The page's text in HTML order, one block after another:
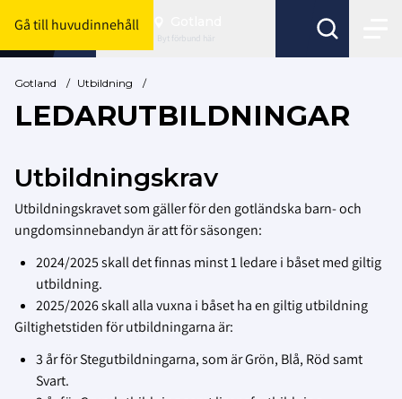
Gå till huvudinnehåll
Byt förbund här
Gotland / Utbildning /
LEDARUTBILDNINGAR
Utbildningskrav
Utbildningskravet som gäller för den gotländska barn- och
ungdomsinnebandyn är att för säsongen:
2024/2025 skall det finnas minst 1 ledare i båset med giltig
utbildning.
2025/2026 skall alla vuxna i båset ha en giltig utbildning
Giltighetstiden för utbildningarna är:
3 år för Stegutbildningarna, som är Grön, Blå, Röd samt
Svart.